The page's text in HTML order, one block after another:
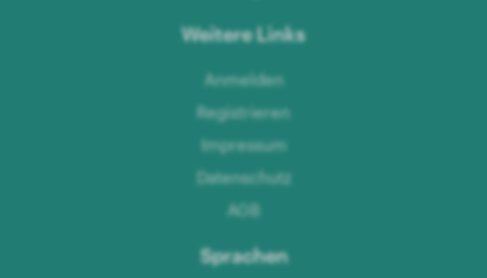
Weitere Links
Anmelden
Registrieren
Impressum
Datenschutz
AGB
Sprachen